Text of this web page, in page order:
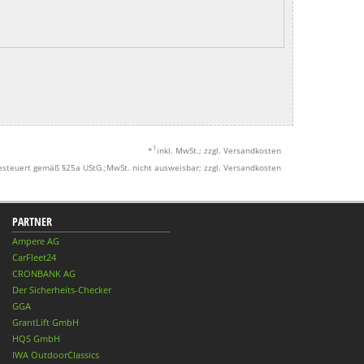
* 1 inkl. MwSt.; zzgl. Versandkosten
gemäß §25a UStG.;MwSt. nicht ausweisbar; zzgl. Versandkosten
PARTNER
Ampere AG
CarFleet24
CRONBANK AG
Der Sicherheits-Checker
GGA
GrantLift GmbH
HQS GmbH
IWA OutdoorClassics